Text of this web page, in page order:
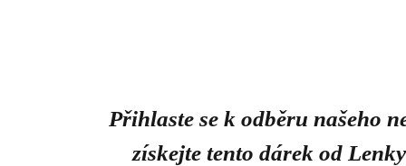
Přihlaste se k odběru našeho
získejte tento dárek od